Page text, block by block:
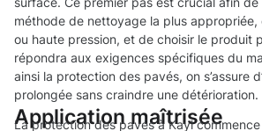
méthode de nettoyage la plus appropriée,
ou haute pression, et de choisir le produit
répondra aux exigences spécifiques du
ainsi la protection des pavés, on s’assure
prolongée sans craindre une détérioration.
Application maîtrisée
La protection des pavés à Kayl